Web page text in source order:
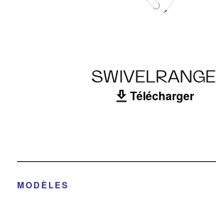
SWIVELRANGE
Télécharger
MODÈLES